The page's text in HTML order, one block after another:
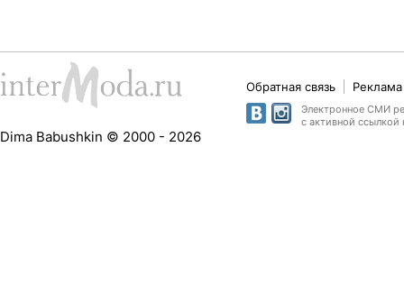
Dima Babushkin © 2000 - 2026
Обратная связь
Электронное СМИ
с активной ссылкой